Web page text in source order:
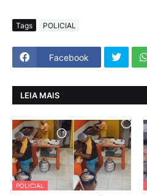
Tags POLICIAL
Facebook
LEIA MAIS
POLICIAL